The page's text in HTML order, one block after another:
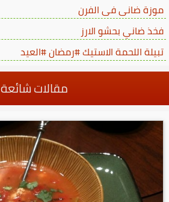
موزة ضانى فى الفرن
فخذ ضاني بحشو الارز
تبيلة اللحمة الاستيك #رمضان #العيد
مقالات شائعة